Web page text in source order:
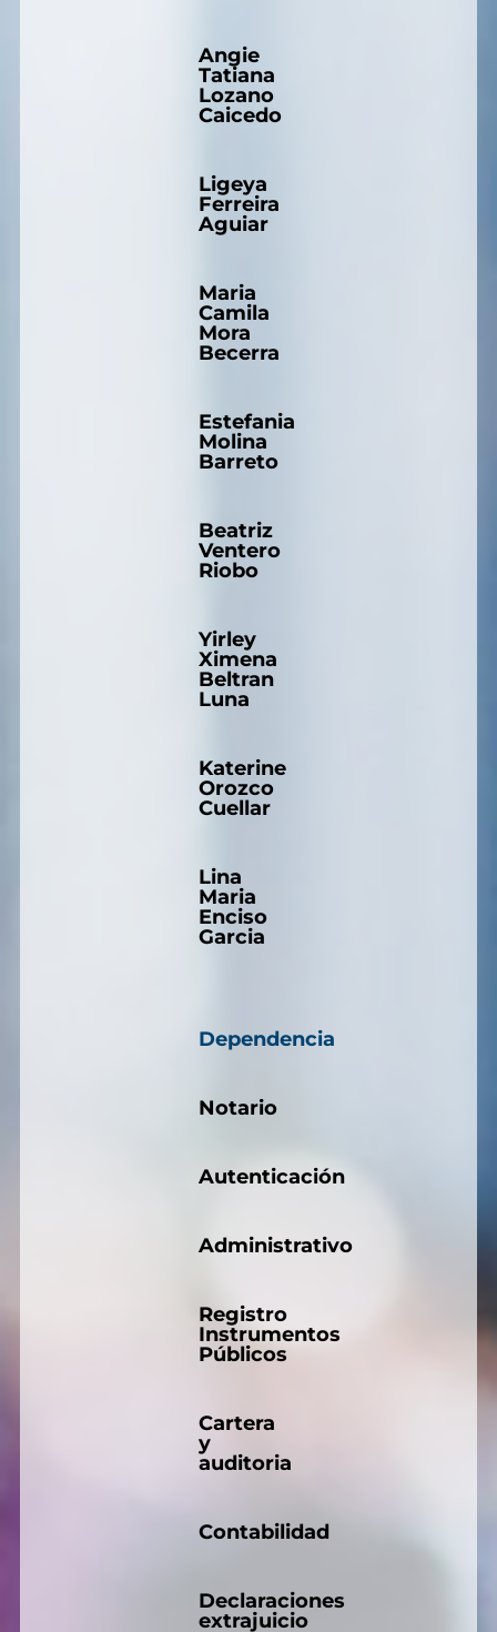
Angie
Tatiana
Lozano
Caicedo
Ligeya
Ferreira
Aguiar
Maria
Camila
Mora
Becerra
Estefania
Molina
Barreto
Beatriz
Ventero
Riobo
Yirley
Ximena
Beltran
Luna
Katerine
Orozco
Cuellar
Lina
Maria
Enciso
Garcia
Dependencia
Notario
Autenticación
Administrativo
Registro
Instrumentos
Públicos
Cartera
y
auditoria
Contabilidad
Declaraciones
extrajuicio